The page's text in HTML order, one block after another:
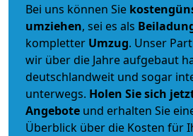
Bei uns können Sie
umziehen, sei es als
kompletter Umzug. Unser
wir über die Jahre aufgebaut
deutschlandweit und sogar
unterwegs. Holen Sie sich
Angebote und erhalten Sie
Überblick über die Kosten für